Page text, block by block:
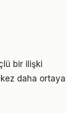
bir ilişki
daha ortaya